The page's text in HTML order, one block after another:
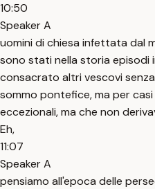
10:50
Speaker A
uomini di chiesa infettata dal
sono stati nella storia episodi
consacrato altri vescovi
sommo pontefice, ma per
eccezionali, ma che non
Eh,
11:07
Speaker A
pensiamo all'epoca delle